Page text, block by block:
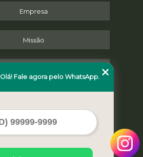
Empresa
Missão
Mapa do site
Olá! Fale agora pelo WhatsApp.